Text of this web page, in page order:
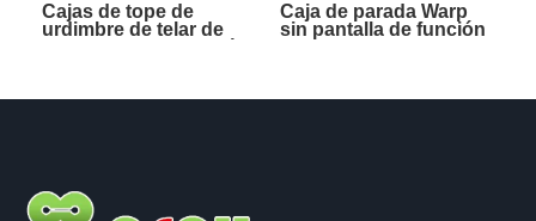
Cajas de tope de
urdimbre de telar de
Caja de parada Warp
sin pantalla de función